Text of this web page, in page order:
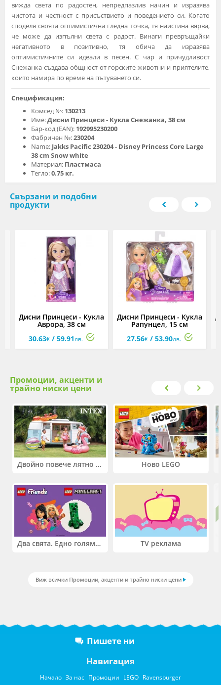
вижда света по радостен, непредпазлив начин и изразява
чистота и честност с присъствието и поведението си. Когато
споделя своята оптимистична гледна точка, тя наистина вярва,
че може да изпълни света с радост. Винаги превръщайки
негативното в позитивно, тя обича да изразява
оптимистичните си идеали в песен. С чар и причудливост
Снежанка създава общност от горските животни и приятелите,
които намира по време на пътуването си.
Спецификация:
Комсед №: 130213
Име:Дисни Принцеси - Кукла Снежанка, 38 см
Бар-код (EAN): 192995230200
Фабричен №:230204
Name: Jakks Pacific 230204 - Disney Princess Core Large
38 cm Snow white
Материал: Пластмаса
Тегло:0.75 кг.
Свързани и подобни
продукти
Дисни Принцеси - Кукла
Аврора, 38 см
30.63€/ 59.91лв.
Дисни Принцеси - Кукла
Рапунцел, 15 см
27.56€/ 53.90лв.
Промоции, акценти и
трайно ниски цени
Двойно повече лятно забавление! Купи 2 продукта INTEX и вземи -33%
Два свята. Едно голямо приключение. Купи 2 продукта LEGO® Friends и/или LEGO® Minecraft и вземи -27%
Ново LEGO
TV реклама
Виж всички Промоции, акценти и трайно ниски цени
Пишете ни
Навигация
Начало За нас Промоции LEGO Ravensburger